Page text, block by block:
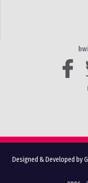
Designed & Developed by